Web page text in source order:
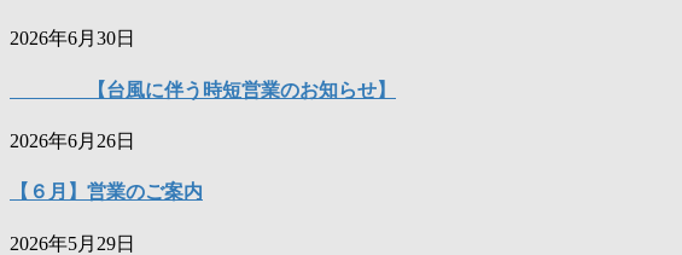
2026年6月30日
【台風に伴う時短営業のお知らせ】
2026年6月26日
【６月】営業のご案内
2026年5月29日